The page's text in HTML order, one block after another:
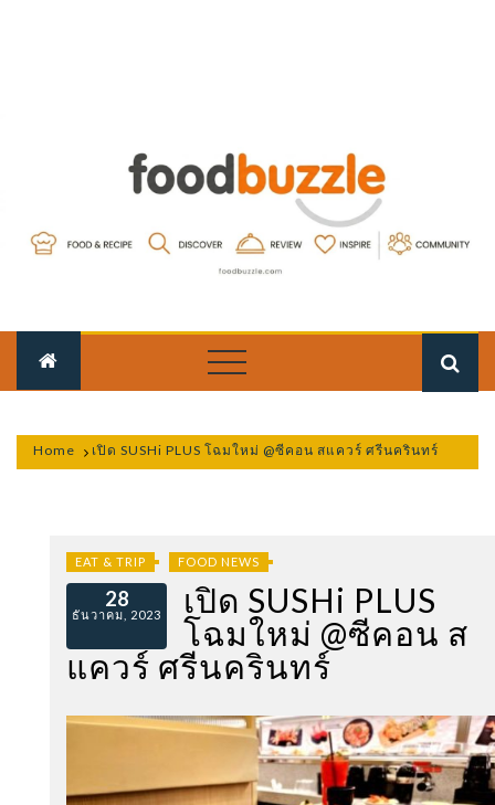
BUZZLE
Home เปิด SUSHi PLUS โฉมใหม่ @ซีคอน สแควร์ ศรีนครินทร์
EAT & TRIP FOOD NEWS
28
ธันวาคม, 2023
เปิด SUSHi PLUS
โฉมใหม่ @ซีคอน ส
แควร์ ศรีนครินทร์